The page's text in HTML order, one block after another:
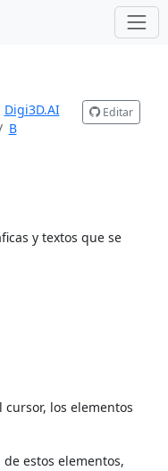
Digi3D.AI
B
Editar
y textos que se
cursor, los elementos
estos elementos,